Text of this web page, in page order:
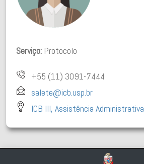
Serviço: Protocolo
+55 (11) 3091-7444
salete@icb.usp.br
ICB III, AssistênciaAdministrativa